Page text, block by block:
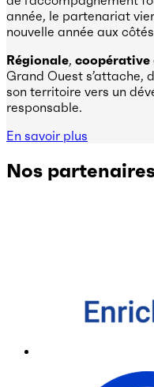
année, le partenariat
nouvelle année aux
Régionale, coopérative
Grand Ouest s’attache,
son territoire vers un
responsable.
En savoir plus
Nos